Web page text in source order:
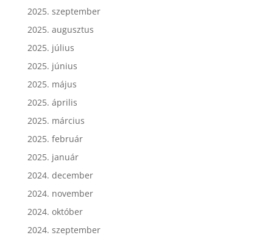
2025. szeptember
2025. augusztus
2025. július
2025. június
2025. május
2025. április
2025. március
2025. február
2025. január
2024. december
2024. november
2024. október
2024. szeptember